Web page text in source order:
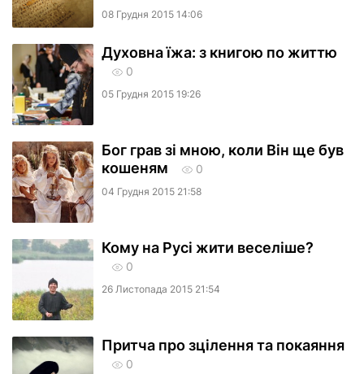
08 Грудня 2015 14:06
Духовна їжа: з книгою по життю
0
05 Грудня 2015 19:26
Бог грав зі мною, коли Він ще був
кошеням
0
04 Грудня 2015 21:58
Кому на Русі жити веселіше?
0
26 Листопада 2015 21:54
Притча про зцілення та покаяння
0